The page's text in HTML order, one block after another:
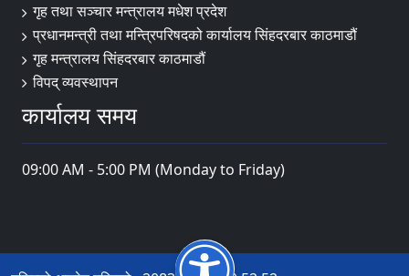
गृह तथा सञ्चार मन्त्रालय मधेश प्रदेश
प्रधानमन्त्री तथा मन्त्रिपरिषदको कार्यालय सिंहदरबार काठमाडौं
गृह मन्त्रालय सिंहदरबार काठमाडौं
विपद् व्यवस्थापन
कार्यालय समय
09:00 AM - 5:00 PM (Monday to Friday)